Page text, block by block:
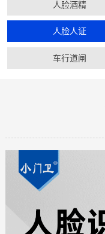
人脸酒精
人脸人证
车行道闸